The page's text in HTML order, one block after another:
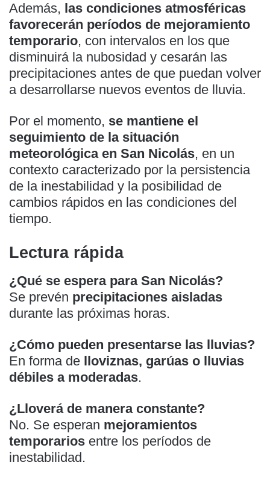
Además, las condiciones atmosféricas
favorecerán períodos de mejoramiento
temporario, con intervalos en los que
disminuirá la nubosidad y cesarán las
precipitaciones antes de que puedan volver
a desarrollarse nuevos eventos de lluvia.
Por el momento, se mantiene el
seguimiento de la situación
meteorológica en San Nicolás, en un
contexto caracterizado por la persistencia
de la inestabilidad y la posibilidad de
cambios rápidos en las condiciones del
tiempo.
Lectura rápida
¿Qué se espera para San Nicolás?
Se prevén precipitaciones aisladas
durante las próximas horas.
¿Cómo pueden presentarse las lluvias?
En forma de lloviznas, garúas o lluvias
débiles a moderadas.
¿Lloverá de manera constante?
No. Se esperan mejoramientos
temporarios entre los períodos de
inestabilidad.